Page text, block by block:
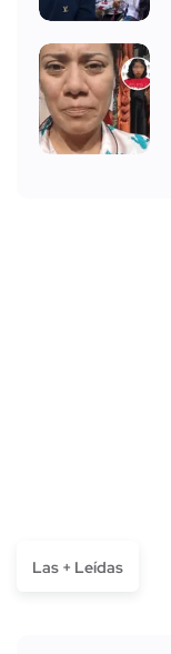
Las + Leídas